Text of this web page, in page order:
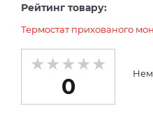
Рейтинг товару:
Термостат прихованого
0